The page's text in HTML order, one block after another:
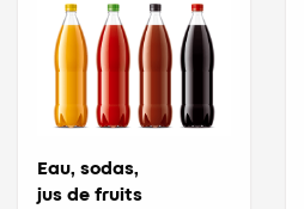
Eau, sodas,
jus de fruits